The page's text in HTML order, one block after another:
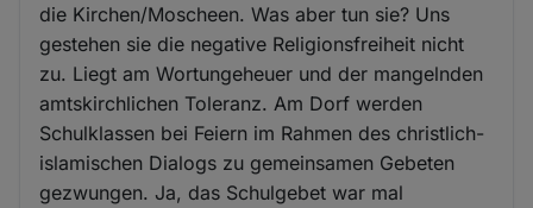
die Kirchen/Moscheen. Was aber tun sie? Uns
gestehen sie die negative Religionsfreiheit nicht
zu. Liegt am Wortungeheuer und der mangelnden
amtskirchlichen Toleranz. Am Dorf werden
Schulklassen bei Feiern im Rahmen des christlich-
islamischen Dialogs zu gemeinsamen Gebeten
gezwungen. Ja, das Schulgebet war mal